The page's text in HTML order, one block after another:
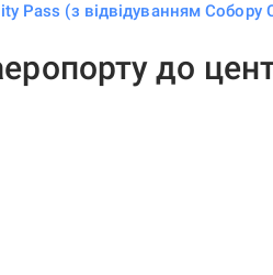
Pass (з відвідуванням Собору
до